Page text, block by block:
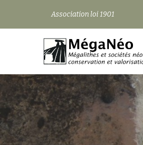
Aller
Association loi 1901